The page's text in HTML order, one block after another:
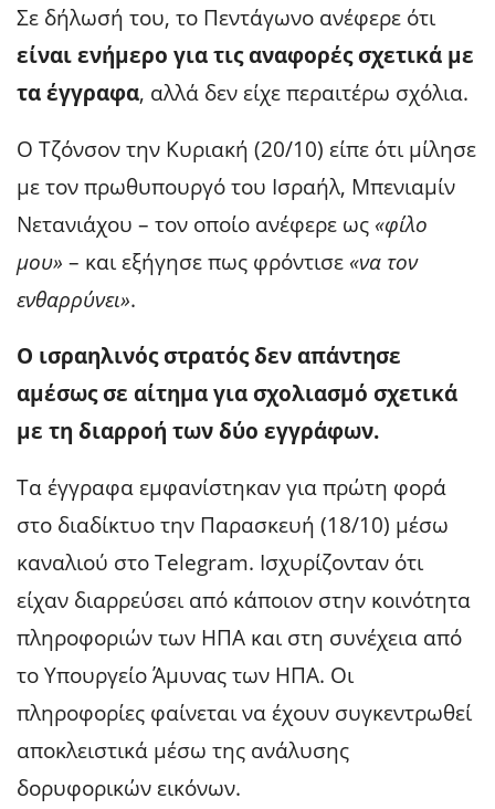
Σε δήλωσή του, το Πεντάγωνο ανέφερε ότι
είναι ενήμερο για τις αναφορές σχετικά με
τα έγγραφα, αλλά δεν είχε περαιτέρω σχόλια.
Ο Τζόνσον την Κυριακή (20/10) είπε ότι μίλησε
με τον πρωθυπουργό του Ισραήλ, Μπενιαμίν
Νετανιάχου – τον οποίο ανέφερε ως «φίλο
μου» – και εξήγησε πως φρόντισε «να τον
ενθαρρύνει».
Ο ισραηλινός στρατός δεν απάντησε
αμέσως σε αίτημα για σχολιασμό σχετικά
με τη διαρροή των δύο εγγράφων.
Τα έγγραφα εμφανίστηκαν για πρώτη φορά
στο διαδίκτυο την Παρασκευή (18/10) μέσω
καναλιού στο Telegram. Ισχυρίζονταν ότι
είχαν διαρρεύσει από κάποιον στην κοινότητα
πληροφοριών των ΗΠΑ και στη συνέχεια από
το Υπουργείο Άμυνας των ΗΠΑ. Οι
πληροφορίες φαίνεται να έχουν συγκεντρωθεί
αποκλειστικά μέσω της ανάλυσης
δορυφορικών εικόνων.